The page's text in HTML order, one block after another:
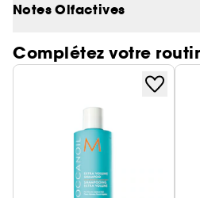
Notes Olfactives
Complétez votre